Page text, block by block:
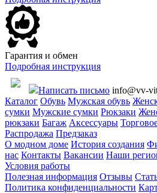
Гарантия и обмен
Подробная инструкция
Написать письмо info@vv-
Каталог Обувь Мужская обувь
сумки Мужские сумки Рюкзаки
рюкзаки Багаж Аксессуары
Распродажа Предзаказ
О модном доме История создания
нас Контакты Вакансии Наши
Условия работы
Полезная информация Отзывы
Политика конфиденциальности